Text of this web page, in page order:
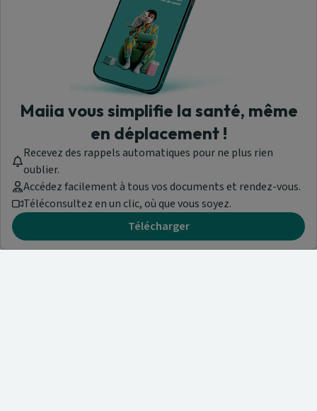
Maiia vous simplifie la santé, même
en déplacement !
Recevez des rappels automatiques pour ne plus rien
oublier.
Accédez facilement à tous vos documents et rendez-vous.
Téléconsultez en un clic, où que vous soyez.
Télécharger